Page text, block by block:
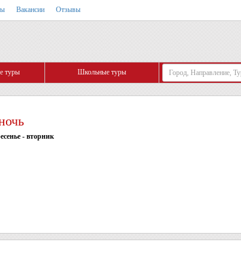
Вакансии Отзывы
туры Школьные туры
- вторник